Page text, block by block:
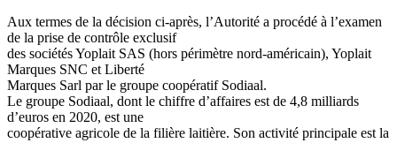
Aux termes de la décision ci-après, l’Autorité a procédé à l’examen
de la prise de contrôle exclusif
des sociétés Yoplait SAS (hors périmètre nord-américain), Yoplait
Marques SNC et Liberté
Marques Sarl par le groupe coopératif Sodiaal.
Le groupe Sodiaal, dont le chiffre d’affaires est de 4,8 milliards
d’euros en 2020, est une
coopérative agricole de la filière laitière. Son activité principale est la